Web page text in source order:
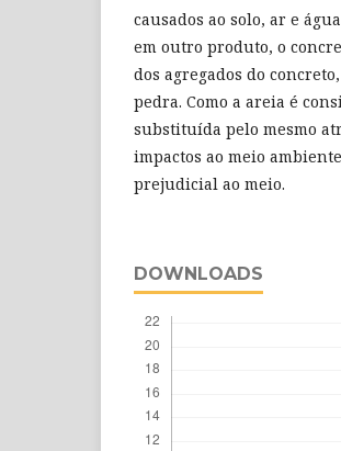
causados ao solo, ar e
em outro produto, o
dos agregados do
pedra. Como a areia é
substituída pelo mesmo
impactos ao meio
prejudicial ao meio.
DOWNLOADS